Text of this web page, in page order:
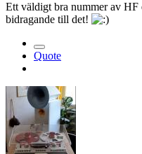
Ett väldigt bra nummer av
bidragande till det!
Quote